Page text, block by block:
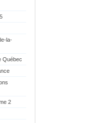
la-
Québec
2